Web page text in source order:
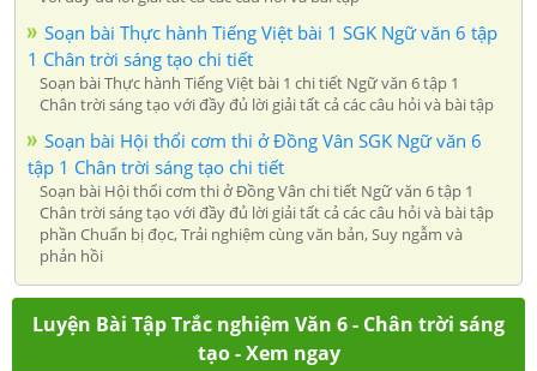
Soạn bài Thực hành Tiếng Việt bài 1 SGK Ngữ văn 6 tập
1 Chân trời sáng tạo chi tiết
Soạn bài Thực hành Tiếng Việt bài 1 chi tiết Ngữ văn 6 tập 1
Chân trời sáng tạo với đầy đủ lời giải tất cả các câu hỏi và bài tập
Soạn bài Hội thổi cơm thi ở Đồng Vân SGK Ngữ văn 6
tập 1 Chân trời sáng tạo chi tiết
Soạn bài Hội thổi cơm thi ở Đồng Vân chi tiết Ngữ văn 6 tập 1
Chân trời sáng tạo với đầy đủ lời giải tất cả các câu hỏi và bài tập
phần Chuẩn bị đọc, Trải nghiệm cùng văn bản, Suy ngẫm và
phản hồi
Luyện Bài Tập Trắc nghiệm Văn 6 - Chân trời sáng
tạo - Xem ngay